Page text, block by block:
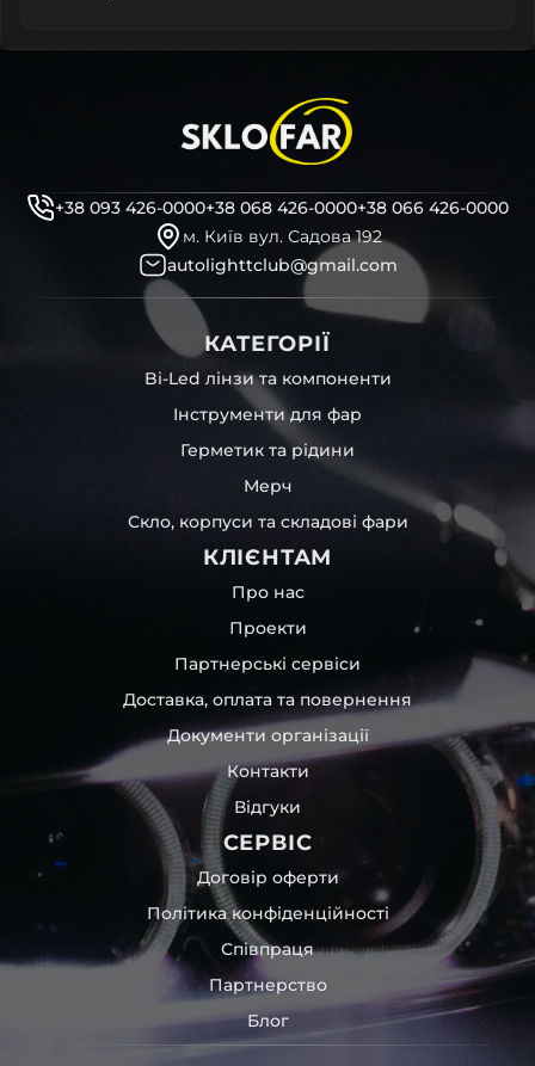
+38 093 426-0000+38 068 426-0000+38 066 426-0000
м. Київ вул. Садова 192
autolighttclub@gmail.com
КАТЕГОРІЇ
Bi-Led лінзи та компоненти
Інструменти для фар
Герметик та рідини
Мерч
Скло, корпуси та складові фари
КЛІЄНТАМ
Про нас
Проекти
Партнерські сервіси
Доставка, оплата та повернення
Документи організації
Контакти
Відгуки
СЕРВІС
Договір оферти
Політика конфіденційності
Співпраця
Партнерство
Блог